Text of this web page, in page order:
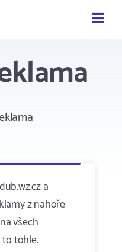
a
z nahoře
všech
tohle.